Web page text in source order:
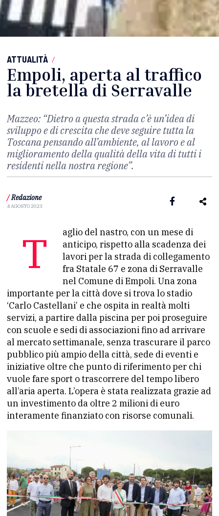
ATTUALITÀ /
Empoli, aperta al traffico
la bretella di Serravalle
Mazzeo: “Dietro a questa strada c’è un’idea di
sviluppo e di crescita che deve seguire tutta la
Toscana pensando all’ambiente, al lavoro e al
miglioramento della qualità della vita di tutti i
residenti nella nostra regione”.
/ Redazione
4 AGOSTO 2023
Taglio del nastro, con un mese di
anticipo, rispetto alla scadenza dei
lavori per la strada di collegamento
fra Statale 67 e zona di Serravalle
nel Comune di Empoli. Una zona
importante per la città dove si trova lo stadio
‘Carlo Castellani’ e che ospita in realtà molti
servizi, a partire dalla piscina per poi proseguire
con scuole e sedi di associazioni fino ad arrivare
al mercato settimanale, senza trascurare il parco
pubblico più ampio della città, sede di eventi e
iniziative oltre che punto di riferimento per chi
vuole fare sport o trascorrere del tempo libero
all’aria aperta. L’opera è stata realizzata grazie ad
un investimento da oltre 2 milioni di euro
interamente finanziato con risorse comunali.